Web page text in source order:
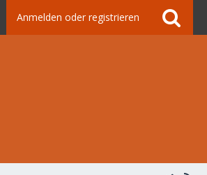
Anmelden oder registrieren